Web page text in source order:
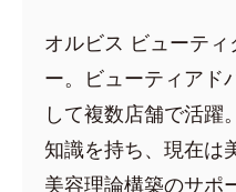
オルビス ビューティ
ー。ビューティアド
して複数店舗で活躍
知識を持ち、現在は
美容理論構築のサポ